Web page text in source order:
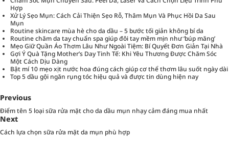
Hợp
Xử Lý Sẹo Mụn: Cách Cải Thiện Sẹo Rỗ, Thâm Mụn Và Phục Hồi Da Sau
Mụn
Routine skincare mùa hè cho da dầu – 5 bước tối giản không bí da
Routine chăm da tay chuẩn spa giúp đôi tay mềm mịn như ‘búp măng’
Mẹo Giữ Quần Áo Thơm Lâu Như Ngoài Tiệm: Bí Quyết Đơn Giản Tại Nhà
Gợi Ý Quà Tặng Mother’s Day Tinh Tế: Khi Yêu Thương Được Chăm Sóc
Một Cách Dịu Dàng
Bật mí 10 mẹo xịt nước hoa đúng cách giúp cơ thể thơm lâu suốt ngày dài
Top 5 dầu gội ngăn rụng tóc hiệu quả và được tin dùng hiện nay
Previous
Điểm tên 5 loại sữa rửa mặt cho da dầu mụn nhạy cảm đáng mua nhất
Next
Cách lựa chọn sữa rửa mặt da mụn phù hợp